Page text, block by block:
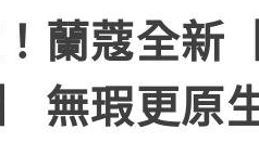
蘭蔻全新
無瑕更原